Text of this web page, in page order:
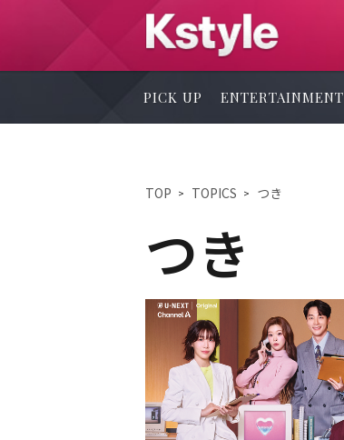
PICK UP ENTERTAINMENT
TOP TOPICS つき
つき